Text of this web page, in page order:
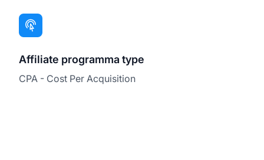
Affiliate programma type
CPA - Cost Per Acquisition